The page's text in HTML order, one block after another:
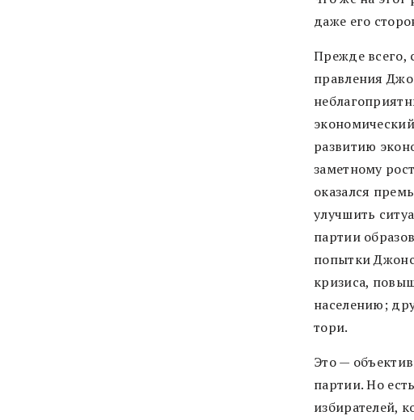
даже его
Прежде всего,
правления
развитию
заметному
оказался
улучшить
партии
попытки
кризиса,
населению;
тори.
Это —
партии. Но
избирателей,